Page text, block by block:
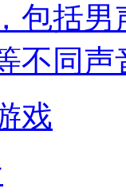
包括男
不同声
戏